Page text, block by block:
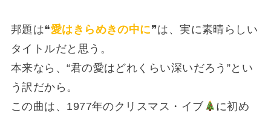
邦題は❝愛はきらめきの中に❞は、実に素晴らしい
タイトルだと思う。
本来なら、“君の愛はどれくらい深いだろう”とい
う訳だから。
この曲は、1977年のクリスマス・イブ
に初め